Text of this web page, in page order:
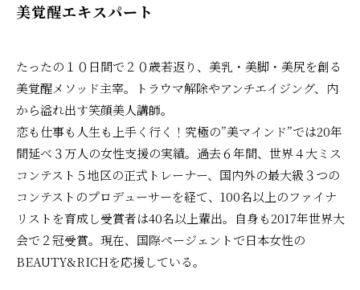
美覚醒エキスパート
たったの１０日間で２０歳若返り、美乳・美脚・美尻を創る
美覚醒メソッド主宰。トラウマ解除やアンチエイジング、内
から溢れ出す笑顔美人講師。
恋も仕事も人生も上手く行く！究極の”美マインド”では20年
間延べ３万人の女性支援の実績。過去６年間、世界４大ミス
コンテスト５地区の正式トレーナー、国内外の最大級３つの
コンテストのプロデューサーを経て、100名以上のファイナ
リストを育成し受賞者は40名以上輩出。自身も2017年世界大
会で２冠受賞。現在、国際ページェントで日本女性の
BEAUTY&RICHを応援している。